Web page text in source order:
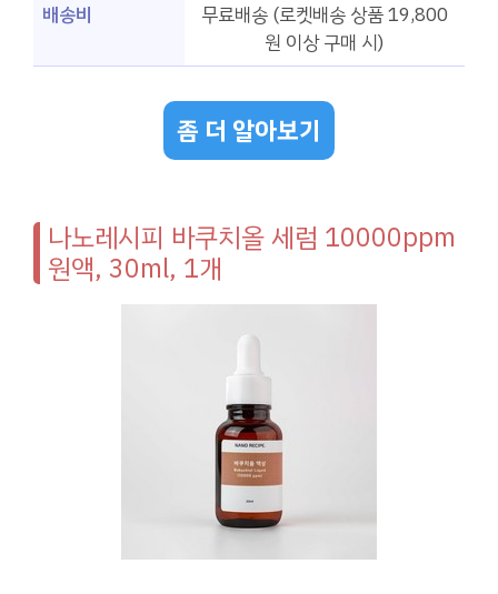
배송비
무료배송 (로켓배송 상품 19,800
원 이상 구매 시)
좀 더 알아보기
나노레시피 바쿠치올 세럼 10000ppm
원액, 30ml, 1개